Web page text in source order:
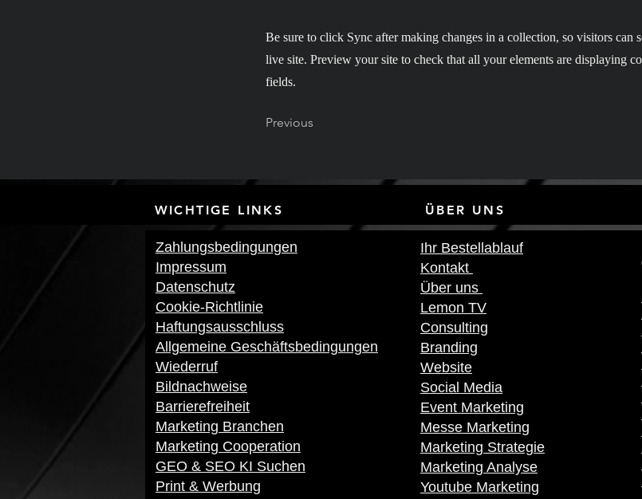
Be sure to click Sync after making changes in a collection, so visitors can
live site. Preview your site to check that all your elements are displaying
fields.
Previous
WICHTIGE LINKS ÜBER UNS
Zahlungsbedingungen
Impressum
Datenschutz
Cookie-Richtlinie
Haftungsausschluss
Allgemeine Geschäftsbedingungen
Wiederruf
Bildnachweise
Barrierefreiheit
Marketing Branchen
Marketing Cooperation
GEO & SEO KI Suchen
Print & Werbung
Ihr Bestellablauf
Kontakt
Über uns
Lemon TV
Consulting
Branding
Website
Social Media
Event Marketing
Messe Marketing
Marketing Strategie
Marketing Analyse
Youtube Marketing